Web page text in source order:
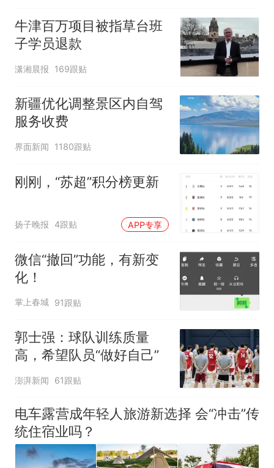
牛津百万项目被指草台班
子学员退款
潇湘晨报 169跟贴
新疆优化调整景区内自驾
服务收费
界面新闻 1180跟贴
刚刚，“苏超”积分榜更新
扬子晚报 4跟贴 APP专享
微信“撤回”功能，有新变
化！
掌上春城 91跟贴
郭士强：球队训练质量
高，希望队员“做好自己”
澎湃新闻 61跟贴
电车露营成年轻人旅游新选择 会“冲击”传
统住宿业吗？